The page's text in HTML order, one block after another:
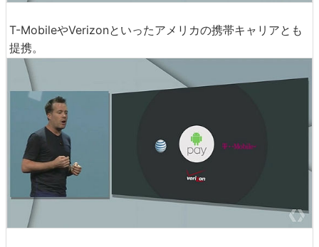
T-MobileやVerizonといったアメリカの携帯キャリアとも
提携。